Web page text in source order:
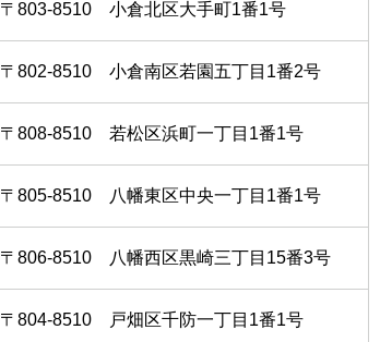
〒803-8510 小倉北区大手町1番1号
〒802-8510 小倉南区若園五丁目1番2号
〒808-8510 若松区浜町一丁目1番1号
〒805-8510 八幡東区中央一丁目1番1号
〒806-8510 八幡西区黒崎三丁目15番3号
〒804-8510 戸畑区千防一丁目1番1号